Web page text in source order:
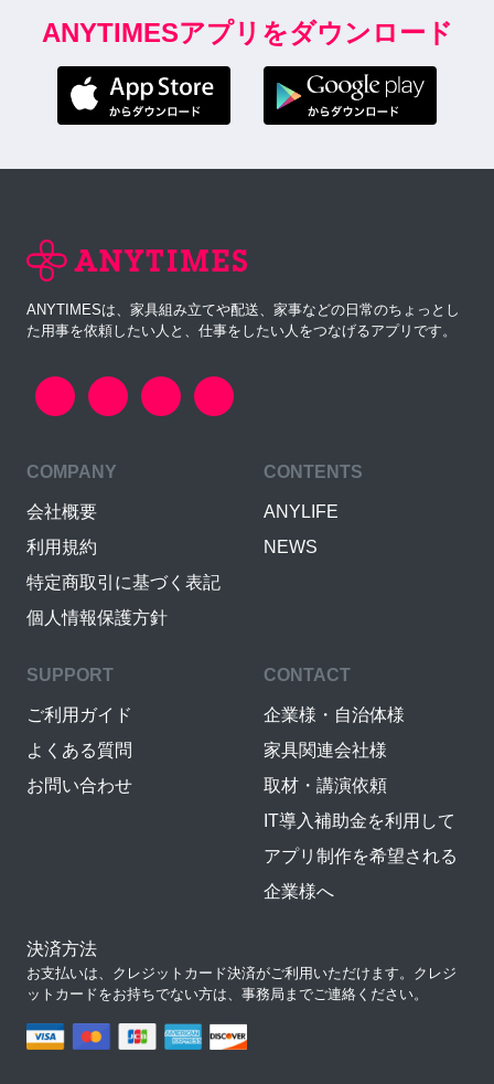
ANYTIMESアプリをダウンロード
ANYTIMESは、家具組み立てや配送、家事などの日常のちょっとし
た用事を依頼したい人と、仕事をしたい人をつなげるアプリです。
COMPANY
会社概要
利用規約
特定商取引に基づく表記
個人情報保護方針
CONTENTS
ANYLIFE
NEWS
SUPPORT
ご利用ガイド
よくある質問
お問い合わせ
CONTACT
企業様・自治体様
家具関連会社様
取材・講演依頼
IT導入補助金を利用して
アプリ制作を希望される
企業様へ
決済方法
お支払いは、クレジットカード決済がご利用いただけます。クレジ
ットカードをお持ちでない方は、事務局までご連絡ください。